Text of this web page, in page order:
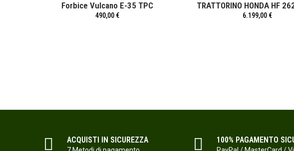
Forbice Vulcano E-35 TPC
490,00 €
TRATTORINO HONDA HF
6.199,00 €
ACQUISTI IN SICUREZZA 100% PAGAMENTO